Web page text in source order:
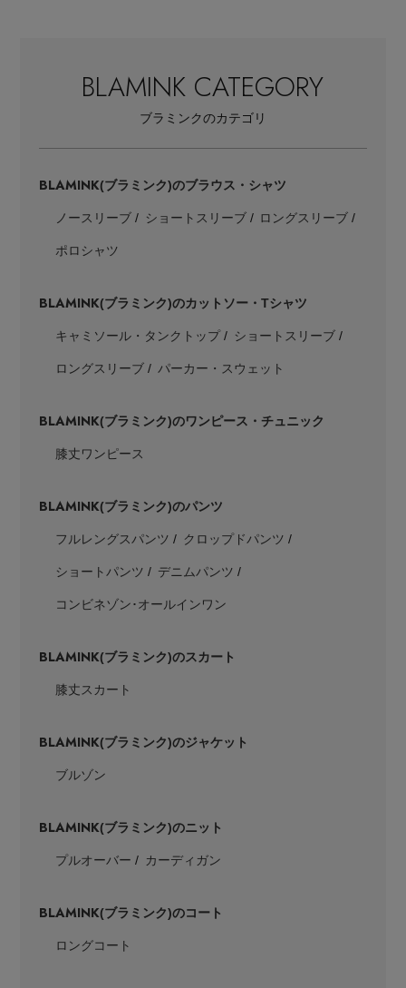
BLAMINK CATEGORY
ブラミンクのカテゴリ
BLAMINK(ブラミンク)のブラウス・シャツ
ノースリーブ ショートスリーブ ロングスリーブ
ポロシャツ
BLAMINK(ブラミンク)のカットソー・Tシャツ
キャミソール・タンクトップ ショートスリーブ
ロングスリーブ パーカー・スウェット
BLAMINK(ブラミンク)のワンピース・チュニック
膝丈ワンピース
BLAMINK(ブラミンク)のパンツ
フルレングスパンツ クロップドパンツ
ショートパンツ デニムパンツ
コンビネゾン･オールインワン
BLAMINK(ブラミンク)のスカート
膝丈スカート
BLAMINK(ブラミンク)のジャケット
ブルゾン
BLAMINK(ブラミンク)のニット
プルオーバー カーディガン
BLAMINK(ブラミンク)のコート
ロングコート